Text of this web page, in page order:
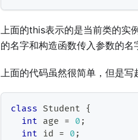
上面的this表示的是当前类的实
的名字和构造函数传入参数的名
上面的代码虽然很简单，但是
class Student {
int age = 0 ;
int id = 0 ;